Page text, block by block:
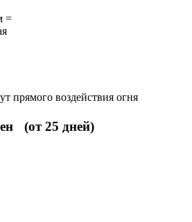
=
прямого воздействия огня
(от 25 дней)